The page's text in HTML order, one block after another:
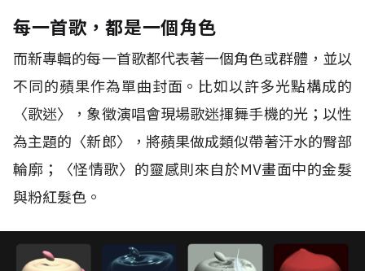
每一首歌，都是一個角色
而新專輯的每一首歌都代表著一個角色或群體，並以
不同的蘋果作為單曲封面。比如以許多光點構成的
〈歌迷〉，象徵演唱會現場歌迷揮舞手機的光；以性
為主題的〈新郎〉，將蘋果做成類似帶著汗水的臀部
輪廓；〈怪情歌〉的靈感則來自於MV畫面中的金髮
與粉紅髮色。